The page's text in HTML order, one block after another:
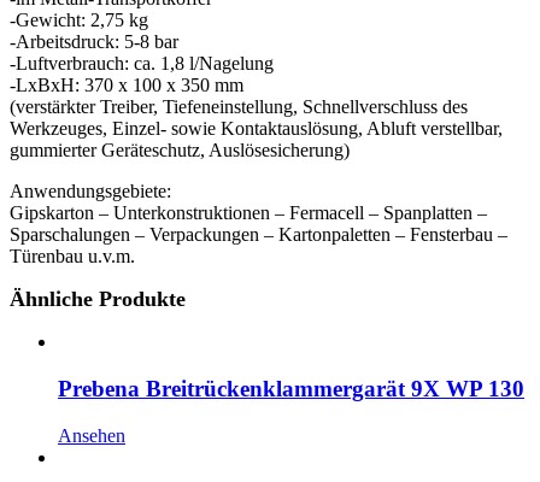
-Gewicht: 2,75 kg
-Arbeitsdruck: 5-8 bar
-Luftverbrauch: ca. 1,8 l/Nagelung
-LxBxH: 370 x 100 x 350 mm
(verstärkter Treiber, Tiefeneinstellung, Schnellverschluss des
Werkzeuges, Einzel- sowie Kontaktauslösung, Abluft verstellbar,
gummierter Geräteschutz, Auslösesicherung)
Anwendungsgebiete:
Gipskarton – Unterkonstruktionen – Fermacell – Spanplatten –
Sparschalungen – Verpackungen – Kartonpaletten – Fensterbau –
Türenbau u.v.m.
Ähnliche Produkte
Prebena Breitrückenklammergarät 9X WP 130
Ansehen